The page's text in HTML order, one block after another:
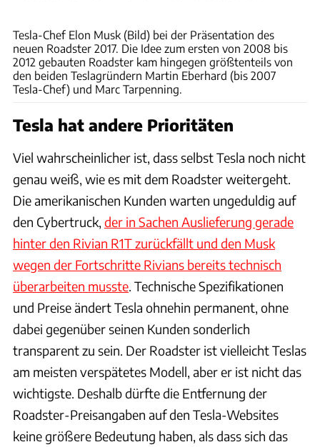
Tesla-Chef Elon Musk (Bild) bei der Präsentation des
neuen Roadster 2017. Die Idee zum ersten von 2008 bis
2012 gebauten Roadster kam hingegen größtenteils von
den beiden Teslagründern Martin Eberhard (bis 2007
Tesla-Chef) und Marc Tarpenning.
Tesla hat andere Prioritäten
Viel wahrscheinlicher ist, dass selbst Tesla noch nicht
genau weiß, wie es mit dem Roadster weitergeht.
Die amerikanischen Kunden warten ungeduldig auf
den Cybertruck, der in Sachen Auslieferung gerade
hinter den Rivian R1T zurückfällt und den Musk
wegen der Fortschritte Rivians bereits technisch
überarbeiten musste. Technische Spezifikationen
und Preise ändert Tesla ohnehin permanent, ohne
dabei gegenüber seinen Kunden sonderlich
transparent zu sein. Der Roadster ist vielleicht Teslas
am meisten verspätetes Modell, aber er ist nicht das
wichtigste. Deshalb dürfte die Entfernung der
Roadster-Preisangaben auf den Tesla-Websites
keine größere Bedeutung haben, als dass sich das